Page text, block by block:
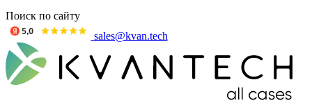
Поиск по сайту
sales@kvan.tech